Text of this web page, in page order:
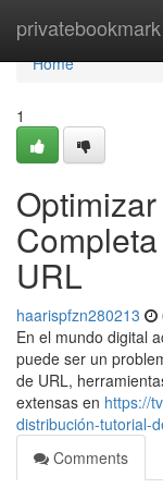
privatebookmark
Home
Home
1
URL
haarispfzn280213
En el mundo digital
puede ser un
de URL,
extensas en https://
distribución-tutorial-
Comments